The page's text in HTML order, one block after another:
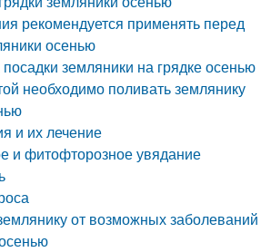
рекомендуется применять перед
осенью
посадки земляники на грядке осенью
необходимо поливать землянику
и их лечение
и фитофторозное увядание
от возможных заболеваний